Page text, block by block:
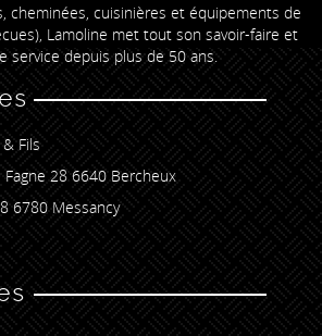
cheminées, cuisinières et équipements de
Lamoline met tout son savoir-faire et
service depuis plus de 50 ans.
& Fils
Fagne 28 6640 Bercheux
6780 Messancy